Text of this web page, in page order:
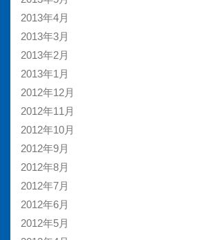
2013年4月
2013年3月
2013年2月
2013年1月
2012年12月
2012年11月
2012年10月
2012年9月
2012年8月
2012年7月
2012年6月
2012年5月